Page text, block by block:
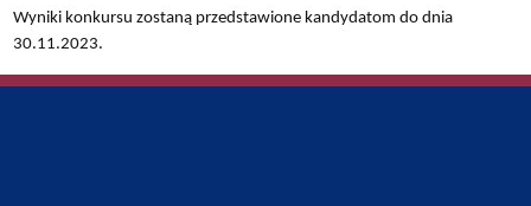
Wyniki konkursu zostaną przedstawione kandydatom do dnia
30.11.2023.